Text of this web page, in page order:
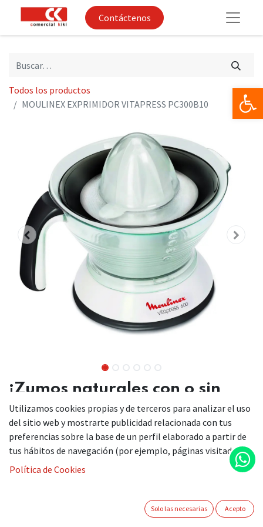
Contáctenos
Todos los productos
MOULINEX EXPRIMIDOR VITAPRESS PC300B10
¡Zumos naturales con o sin
pulpa!
Exprimidor de uso diario para satisfacer todos los gustos.
Extrae rápida y fácilmente el zumo de los cítricos con o sin
pulpa con Vitapress.
MOULINEX EXPRIMIDOR
Utilizamos cookies propias y de terceros para analizar el uso
del sitio web y mostrarte publicidad relacionada con tus
preferencias sobre la base de un perfil elaborado a partir de
tus hábitos de navegación (por ejemplo, páginas visitadas).
Política de Cookies
Solo las necesarias Acepto